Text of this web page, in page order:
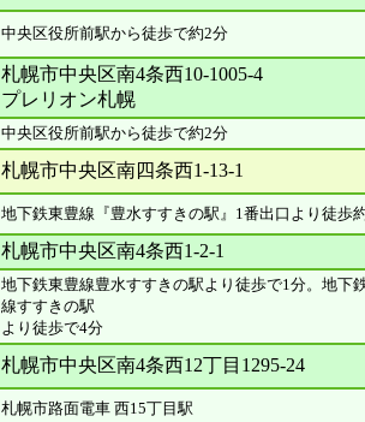
中央区役所前駅から徒歩で約2分
札幌市中央区南4条西10-1005-4
プレリオン札幌
中央区役所前駅から徒歩で約2分
札幌市中央区南四条西1-13-1
地下鉄東豊線『豊水すすきの駅』1番出口より徒歩
札幌市中央区南4条西1-2-1
地下鉄東豊線豊水すすきの駅より徒歩で1分。地下
線すすきの駅
より徒歩で4分
札幌市中央区南4条西12丁目1295-24
札幌市路面電車 西15丁目駅